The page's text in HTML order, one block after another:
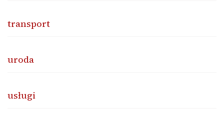
transport
uroda
usługi